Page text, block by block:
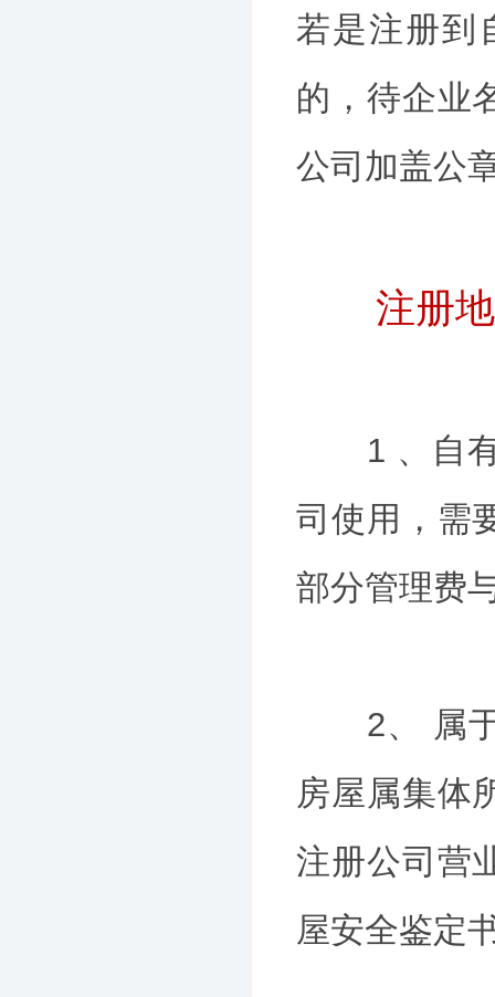
若是注册到
的，待企业
公司加盖公
注册
1 、自有
司使用，需
部分管理费
2、 属于
房屋属集体
注册公司营
屋安全鉴定